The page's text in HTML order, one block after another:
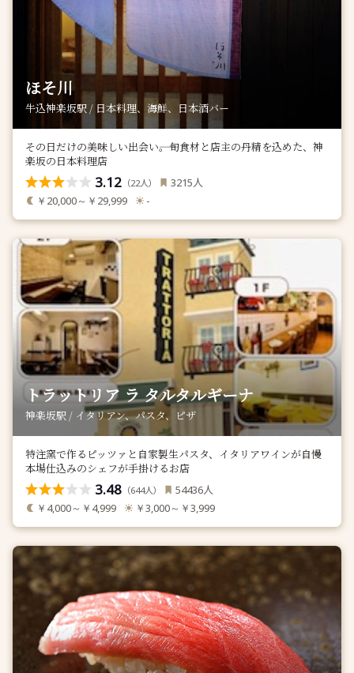
ほそ川
牛込神楽坂駅 / 日本料理、海鮮、日本酒バー
その日だけの美味しい出会い――。旬食材と店主の丹精を込めた、神
楽坂の日本料理店
3.12 （22人） 3215人
￥20,000～￥29,999 -
トラットリア ラ タルタルギーナ
神楽坂駅 / イタリアン、パスタ、ピザ
特注窯で作るピッツァと自家製生パスタ、イタリアワインが自慢
本場仕込みのシェフが手掛けるお店
3.48 （644人） 54436人
￥4,000～￥4,999 ￥3,000～￥3,999